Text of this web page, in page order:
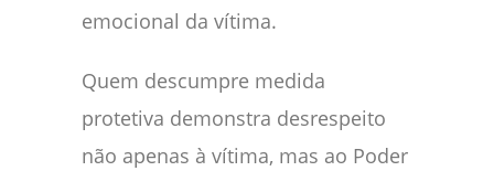
emocional da vítima.
Quem descumpre medida
protetiva demonstra desrespeito
não apenas à vítima, mas ao Poder